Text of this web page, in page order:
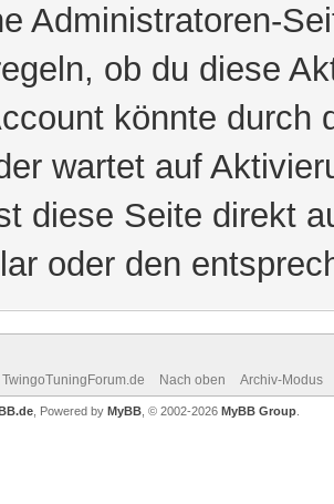
Administratoren-
ob du diese
könnte durch
wartet auf
diese Seite direkt
oder den
TwingoTuningForum.de Nach oben Archiv-Modus
, Powered by MyBB , © 2002-2026 MyBB Group